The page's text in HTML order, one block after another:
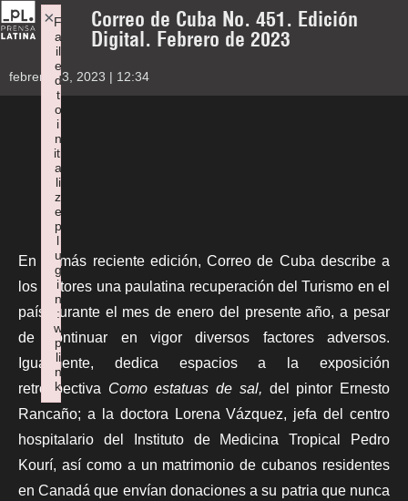
Correo de Cuba No. 451. Edición
Digital. Febrero de 2023
febrero 13, 2023 | 12:34
En la más reciente edición,Correo de Cuba describe a
los lectores una paulatina recuperación del Turismo en el
país durante el mes de enero del presente año, a pesar
de continuar en vigor diversos factores adversos.
Igualmente, dedica espacios a la exposición
retrospectiva Como estatuas de sal, del pintor Ernesto
Rancaño; a la doctora Lorena Vázquez, jefa del centro
hospitalario del Instituto de Medicina Tropical Pedro
Kourí, así como a un matrimonio de cubanos residentes
en Canadá que envían donaciones a su patria que nunca
F
a
il
e
d
t
o
i
n
iti
a
li
z
e
p
l
u
g
i
n
:
w
p
li
n
k
×
Failed to initialize plugin: wplink